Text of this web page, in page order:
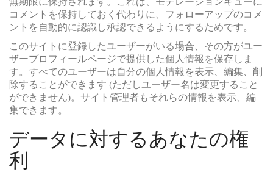
コメントを保持しておく代わりに、フォローアップのコメ
ントを自動的に認識し承認できるようにするためです。
このサイトに登録したユーザーがいる場合、その方がユー
ザープロフィールページで提供した個人情報を保存しま
す。すべてのユーザーは自分の個人情報を表示、編集、削
除することができます (ただしユーザー名は変更すること
ができません)。サイト管理者もそれらの情報を表示、編
集できます。
データに対するあなたの権
利